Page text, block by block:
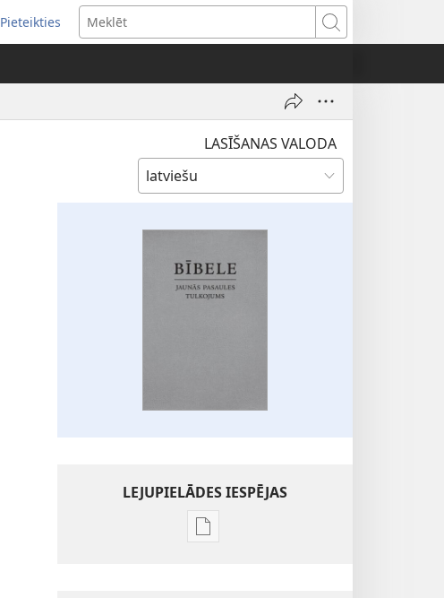
Pieteikties
(opens
new
Meklēt
LASĪŠANAS VALODA
LEJUPIELĀDES IESPĒJAS
Publikāciju